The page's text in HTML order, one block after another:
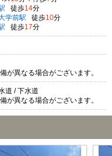
徒歩14分
学前駅 徒歩10分
徒歩17分
が異なる場合がございます。
道 / 下水道
が異なる場合がございます。